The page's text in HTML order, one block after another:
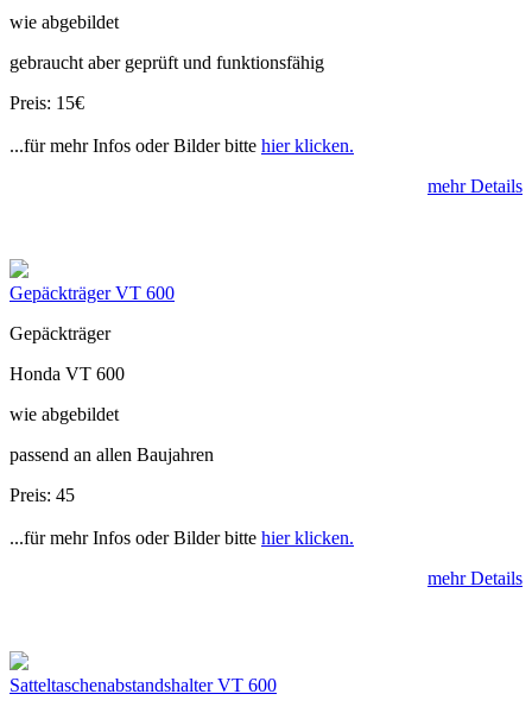
wie abgebildet
gebraucht aber geprüft und funktionsfähig
Preis: 15€
...für mehr Infos oder Bilder bitte hier klicken.
mehr Details
Gepäckträger VT 600
Gepäckträger
Honda VT 600
wie abgebildet
passend an allen Baujahren
Preis: 45
...für mehr Infos oder Bilder bitte hier klicken.
mehr Details
Satteltaschenabstandshalter VT 600